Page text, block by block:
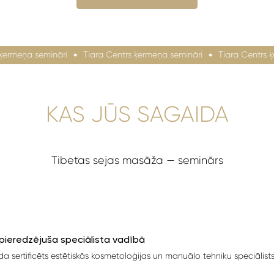
semināri Tiara Centrs ķermeņa semināri Tiara Centrs
KAS JŪS SAGAIDA
Tibetas sejas masāža — seminārs
speciālista vadībā
sertificēts estētiskās kosmetoloģijas un manuālo tehniku speciālists.